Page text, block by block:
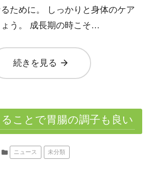
ために。 しっかりと身体のケア
う。 成長期の時こそ…
続きを見る arrow_forward
ことで胃腸の調子も良い
folder ニュース 未分類